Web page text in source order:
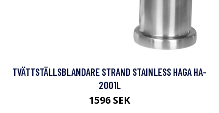
TVÄTTSTÄLLSBLANDARE STRAND STAINLESS HAGA HA-
2001L
1596 SEK